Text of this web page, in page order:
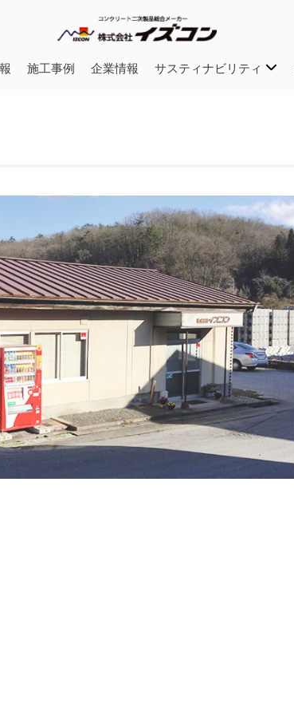
施工事例 企業情報 サスティナビリティ